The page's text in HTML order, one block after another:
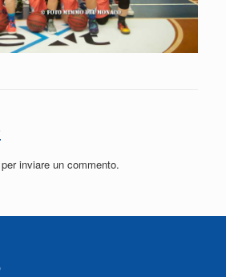
per inviare un commento.